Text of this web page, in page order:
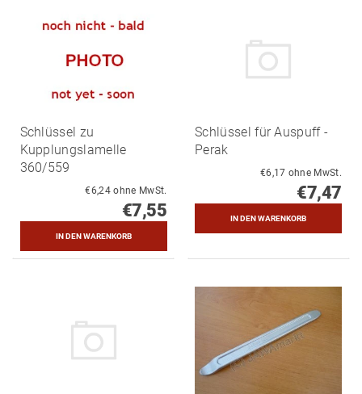
Schlüssel zu
Kupplungslamelle
360/559
€6,24 ohne MwSt.
€7,55
Schlüssel für Auspuff -
Perak
€6,17 ohne MwSt.
€7,47